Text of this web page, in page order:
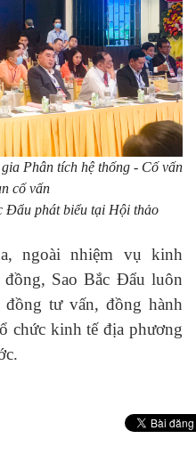
Phân tích hệ thống - Cố vấn
cố vấn
Đẩu phát biểu tại Hội thảo
ngoài nhiệm vụ kinh
Sao Bắc Đẩu luôn
tư vấn, đồng hành
chức kinh tế địa phương